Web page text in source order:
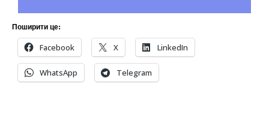
Поширити це:
Facebook X LinkedIn
WhatsApp Telegram